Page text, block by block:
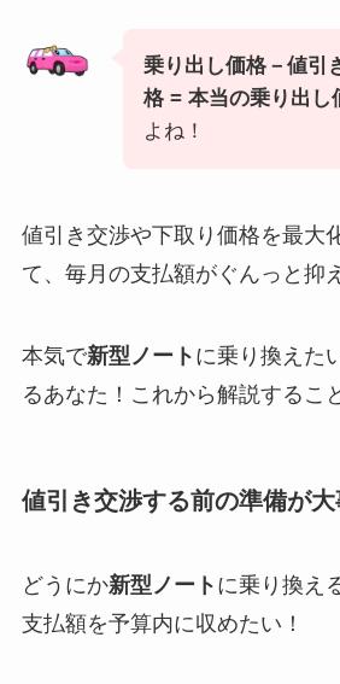
乗り出し価格－値引
格 = 本当の乗り出し
よね！
値引き交渉や下取り価格を最大
て、毎月の支払額がぐんっと抑
本気で新型ノート に乗り換えた
るあなた！これから解説するこ
値引き交渉する前の準備が大
どうにか新型ノート に乗り換え
支払額を予算内に収めたい！